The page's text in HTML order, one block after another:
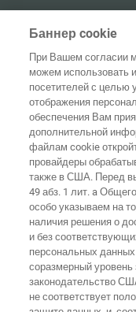
Домашняя
страница
Общие
условия
ведения
бизнеса
Баннер cookie
При Вашем согласии
можем использовать
посетителей с целью
отображения
обеспечения Вам
дополнительной
файлам cookie
провайдеры
также в США. Перед
49 абз. 1 лит. a
особо указываем на
наличия решения о
и без
персональных данных
соразмерный
законодательство
не соответствует